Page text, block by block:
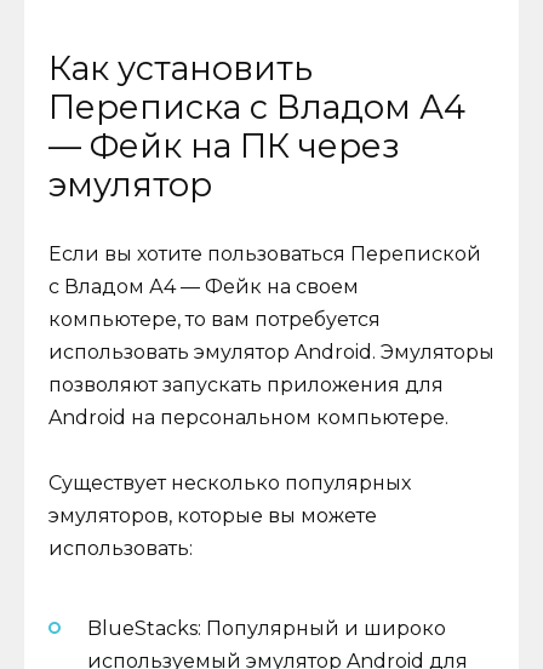
Как установить
Переписка с Владом А4
— Фейк на ПК через
эмулятор
Если вы хотите пользоваться Перепиской
с Владом А4 — Фейк на своем
компьютере, то вам потребуется
использовать эмулятор Android. Эмуляторы
позволяют запускать приложения для
Android на персональном компьютере.
Существует несколько популярных
эмуляторов, которые вы можете
использовать:
BlueStacks: Популярный и широко
используемый эмулятор Android для